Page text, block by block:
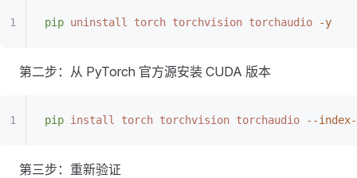
pip uninstall torch torchvision torchaudio -y
第二步：从 PyTorch 官方源安装 CUDA 版本
pip install torch torchvision torchaudio --
第三步：重新验证